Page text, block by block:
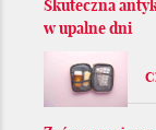
Skuteczna
w upalne dni